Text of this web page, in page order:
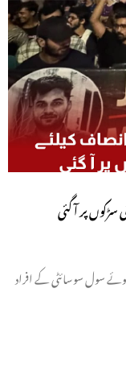
پر آ گئی
سول سوسائٹی کے افراد